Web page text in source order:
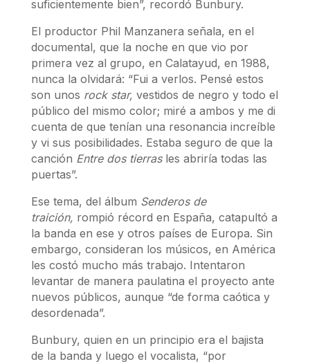
suficientemente bien”, recordó Bunbury.
El productor Phil Manzanera señala, en el
documental, que la noche en que vio por
primera vez al grupo, en Calatayud, en 1988,
nunca la olvidará: “Fui a verlos. Pensé estos
son unos rock star, vestidos de negro y todo el
público del mismo color; miré a ambos y me di
cuenta de que tenían una resonancia increíble
y vi sus posibilidades. Estaba seguro de que la
canción Entre dos tierrasles abriría todas las
puertas”.
Ese tema, del álbum Senderos de
traición, rompió récord en España, catapultó a
la banda en ese y otros países de Europa. Sin
embargo, consideran los músicos, en América
les costó mucho más trabajo. Intentaron
levantar de manera paulatina el proyecto ante
nuevos públicos, aunque “de forma caótica y
desordenada”.
Bunbury, quien en un principio era el bajista
de la banda y luego el vocalista, “por